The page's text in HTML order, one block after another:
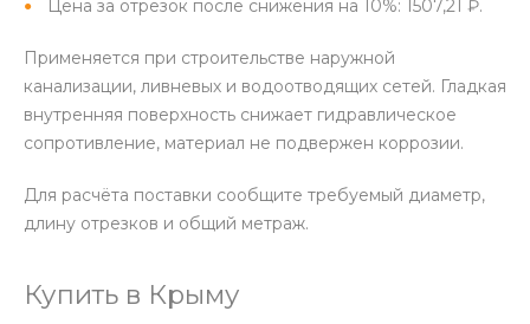
Цена за отрезок после снижения на 10%: 1507,21 ₽.
Применяется при строительстве наружной
канализации, ливневых и водоотводящих сетей. Гладкая
внутренняя поверхность снижает гидравлическое
сопротивление, материал не подвержен коррозии.
Для расчёта поставки сообщите требуемый диаметр,
длину отрезков и общий метраж.
Купить в Крыму